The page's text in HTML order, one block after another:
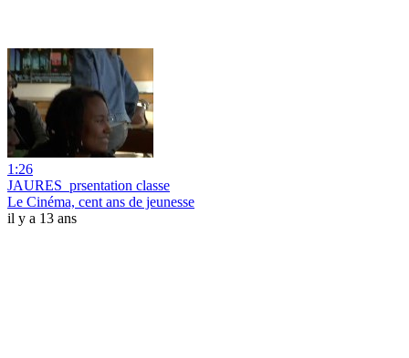
1:26
JAURES_prsentation classe
Le Cinéma, cent ans de jeunesse
il y a 13 ans